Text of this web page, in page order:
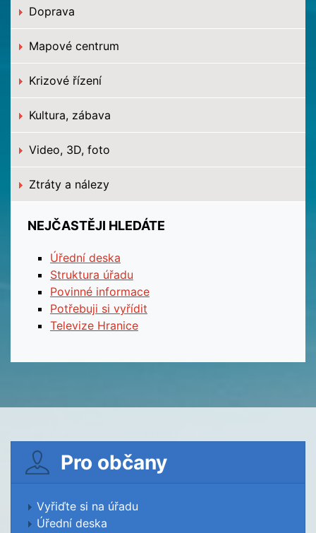
Doprava
Mapové centrum
Krizové řízení
Kultura, zábava
Video, 3D, foto
Ztráty a nálezy
NEJČASTĚJI HLEDÁTE
Úřední deska
Struktura úřadu
Povinné informace
Potřebuji si vyřídit
Televize Hranice
Pro občany
Vyřiďte si na úřadu
Úřední deska